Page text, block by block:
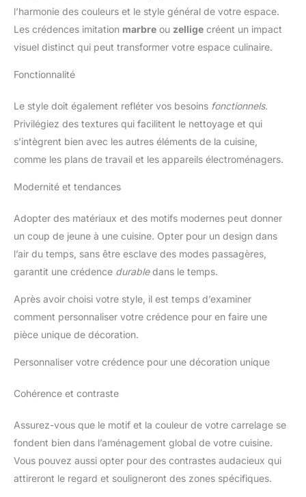
l’harmonie des couleurs et le style général de votre espace.
Les crédences imitation marbre ou zellige créent un impact
visuel distinct qui peut transformer votre espace culinaire.
Fonctionnalité
Le style doit également refléter vos besoins fonctionnels.
Privilégiez des textures qui facilitent le nettoyage et qui
s’intègrent bien avec les autres éléments de la cuisine,
comme les plans de travail et les appareils électroménagers.
Modernité et tendances
Adopter des matériaux et des motifs modernes peut donner
un coup de jeune à une cuisine. Opter pour un design dans
l’air du temps, sans être esclave des modes passagères,
garantit une crédence durabledans le temps.
Après avoir choisi votre style, il est temps d’examiner
comment personnaliser votre crédence pour en faire une
pièce unique de décoration.
Personnaliser votre crédence pour une décoration unique
Cohérence et contraste
Assurez-vous que le motif et la couleur de votre carrelage se
fondent bien dans l’aménagement global de votre cuisine.
Vous pouvez aussi opter pour des contrastes audacieux qui
attireront le regard et souligneront des zones spécifiques.